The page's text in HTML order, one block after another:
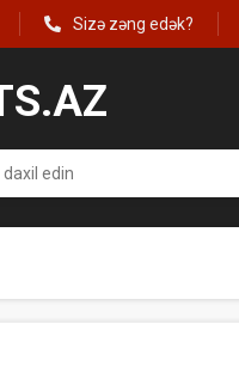
Sizə zəng edək?